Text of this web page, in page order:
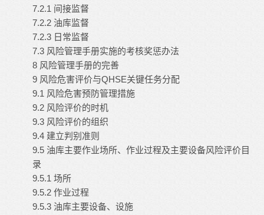
7.2.1 间接监督
7.2.2 油库监督
7.2.3 日常监督
7.3 风险管理手册实施的考核奖惩办法
8 风险管理手册的完善
9 风险危害评价与QHSE关键任务分配
9.1 风险危害预防管理措施
9.2 风险评价的时机
9.3 风险评价的组织
9.4 建立判别准则
9.5 油库主要作业场所、作业过程及主要设备风险评价目
录
9.5.1 场所
9.5.2 作业过程
9.5.3 油库主要设备、设施